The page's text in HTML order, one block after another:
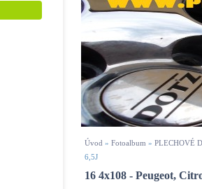
Úvod » Fotoalbum » PLECHOVÉ
6,5J
16 4x108 - Peugeot,